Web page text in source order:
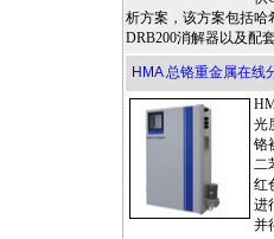
析方案，该方案包括哈
DRB200消解器以及配
HMA 总铬重金属在线
光
铬
二
红
进
并